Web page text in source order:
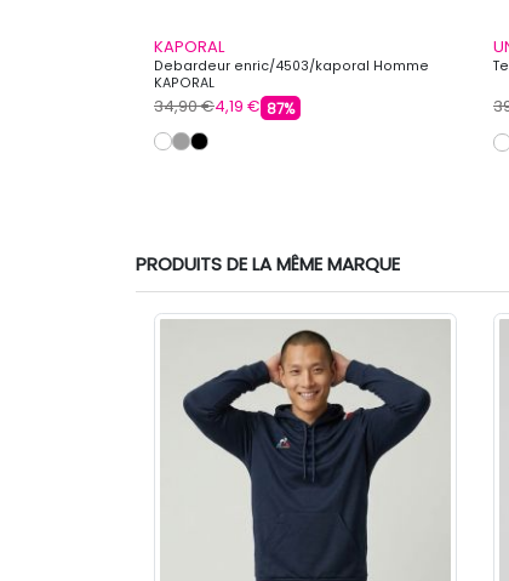
KAPORAL
Debardeur enric/4503/kaporal Homme
KAPORAL
34,90 €4,19 € 87%
PRODUITS DE LA MÊME MARQUE